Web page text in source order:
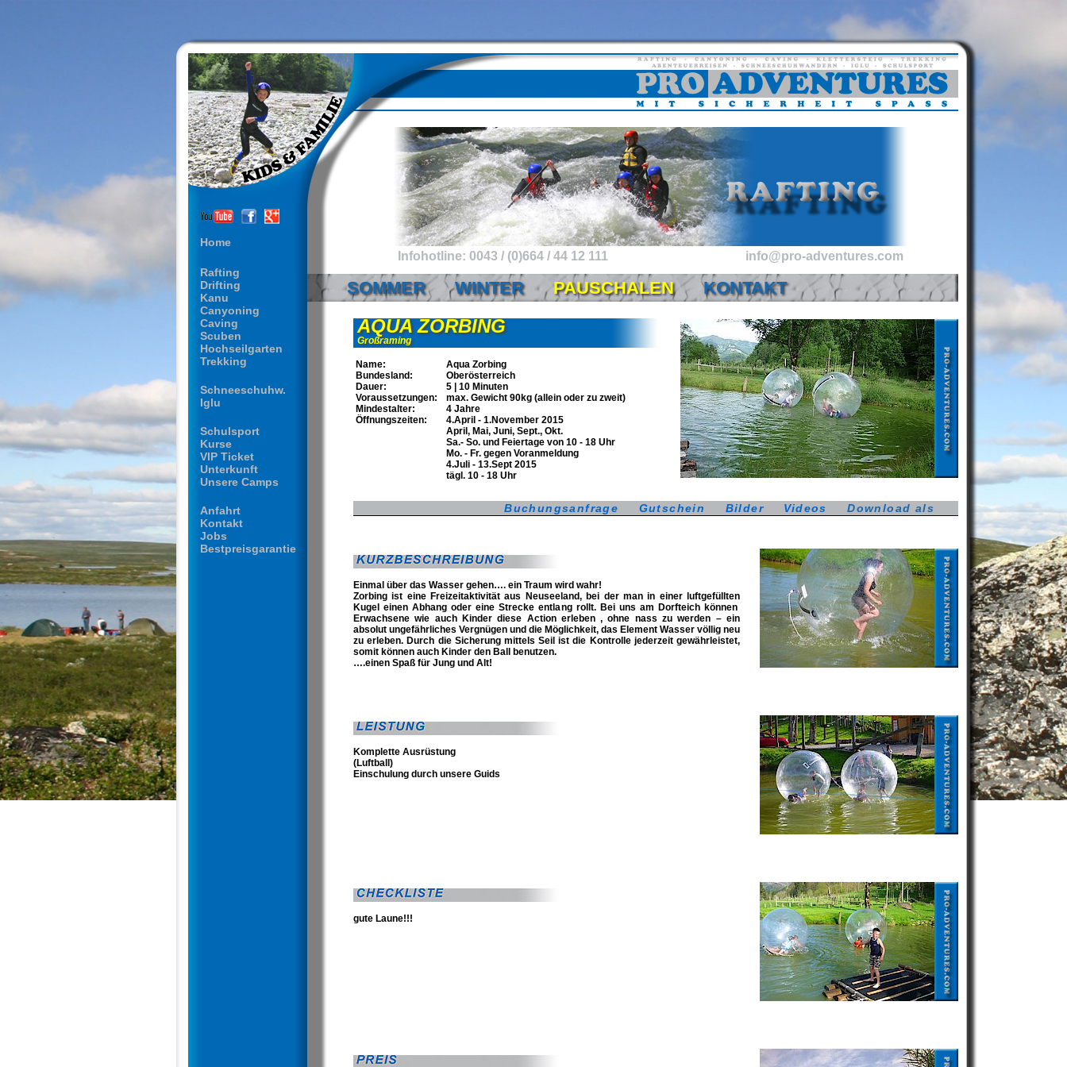
Home
Infohotline: 0043 / (0)664 / 44 12 111 info@pro-adventures.com
Rafting
Drifting
Kanu
Canyoning
Caving
Scuben
Hochseilgarten
Trekking
Schneeschuhw.
Iglu
Schulsport
Kurse
VIP Ticket
Unterkunft
Unsere Camps
Anfahrt
Kontakt
Jobs
Bestpreisgarantie
SOMMER WINTER PAUSCHALEN KONTAKT
AQUA ZORBING
Großraming
Name:
Bundesland:
Dauer:
Voraussetzungen:
Mindestalter:
Öffnungszeiten:
Aqua Zorbing
Oberösterreich
5 | 10 Minuten
max. Gewicht 90kg (allein oder zu zweit)
4 Jahre
4.April - 1.November 2015
April, Mai, Juni, Sept., Okt.
Sa.- So. und Feiertage von 10 - 18 Uhr
Mo. - Fr. gegen Voranmeldung
4.Juli - 13.Sept 2015
tägl. 10 - 18 Uhr
Buchungsanfrage Gutschein Bilder Videos
Download als
Einmal über das Wasser gehen…. ein Traum wird wahr!
Zorbing ist eine Freizeitaktivität aus Neuseeland, bei der man in einer luftgefüllten
Kugel einen Abhang oder eine Strecke entlang rollt. Bei uns am Dorfteich können
Erwachsene wie auch Kinder diese Action erleben , ohne nass zu werden – ein
absolut ungefährliches Vergnügen und die Möglichkeit, das Element Wasser völlig neu
zu erleben. Durch die Sicherung mittels Seil ist die Kontrolle jederzeit gewährleistet,
somit können auch Kinder den Ball benutzen.
….einen Spaß für Jung und Alt!
Komplette Ausrüstung
(Luftball)
Einschulung durch unsere Guids
gute Laune!!!